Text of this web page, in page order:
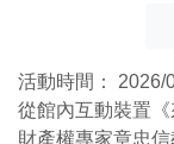
活動時間：
2026/
從館內互動裝置
財產權專家章忠